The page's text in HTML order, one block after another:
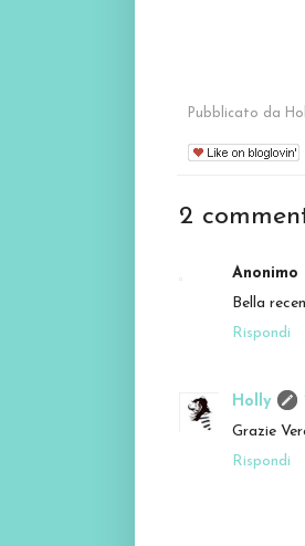
Pubblicato da
2
Anonimo
Bella
Rispondi
Holly
Grazie
Rispondi